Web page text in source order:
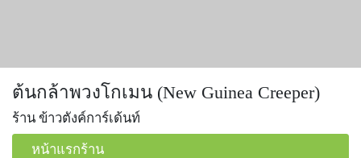
ต้นกล้าพวงโกเมน (New Guinea Creeper)
ร้าน ข้าวตังค์การ์เด้นท์
หน้าแรกร้าน